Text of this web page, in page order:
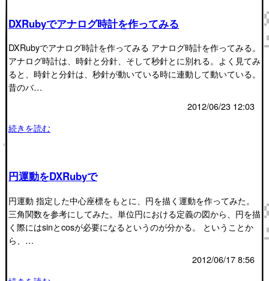
DXRubyでアナログ時計を作ってみる
DXRubyでアナログ時計を作ってみる アナログ時計を作ってみる。
アナログ時計は、時針と分針、そして秒針とに別れる。よく見てみ
ると、時針と分針は、秒針が動いている時に連動して動いている。
昔のバ…
2012/06/23 12:03
続きを読む
円運動をDXRubyで
円運動 指定した中心座標をもとに、円を描く運動を作ってみた。
三角関数を参考にしてみた。単位円における定義の図から、円を描
く際にはsinとcosが必要になるというのが分かる。 ということか
ら、…
2012/06/17 8:56